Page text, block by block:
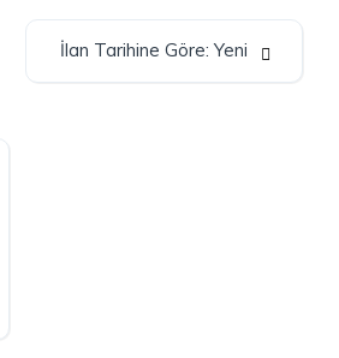
İlan Tarihine Göre: Yeni